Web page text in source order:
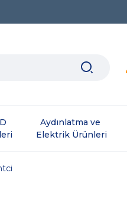
Aydınlatma ve
Elektrik Ürünleri